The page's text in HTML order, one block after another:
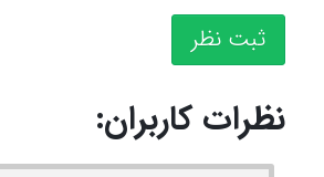
ثبت نظر
نظرات کاربران: